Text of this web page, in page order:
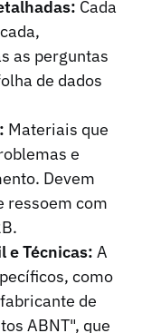
Cada
as perguntas
de dados
Materiais que
e
Devem
ressoem com
e Técnicas: A
como
de
ABNT", que